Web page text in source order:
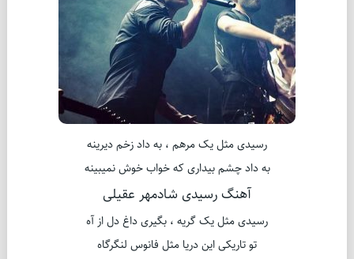
رسیدی مثل یک مرهم ، به داد زخم دیرینه
به داد چشم بیداری که خواب خوش نمیبینه
آهنگ رسیدی شادمهر عقیلی
رسیدی مثل یک گریه ، بگیری داغ دل از آه
تو تاریکی این دریا مثل فانوس لنگرگاه